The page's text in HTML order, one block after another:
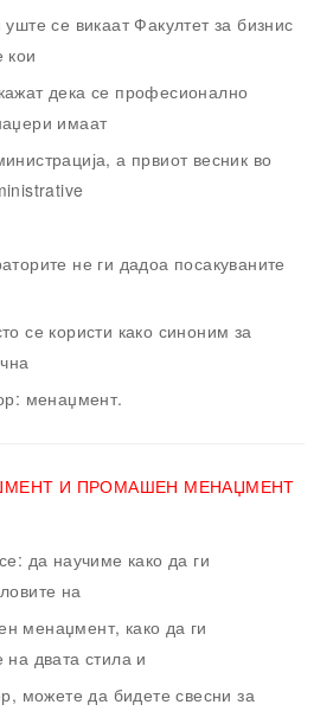
се викаат Факултет за бизнис
кои
дека се професионално
имаат
а првиот весник во
не ги дадоа посакуваните
се користи како синоним за
менаџмент.
И ПРОМАШЕН МЕНАЏМЕНТ
да научиме како да ги
на
менаџмент, како да ги
на двата стила и
можете да бидете свесни за